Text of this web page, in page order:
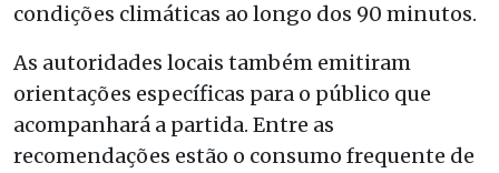
condições climáticas ao longo dos 90 minutos.
As autoridades locais também emitiram
orientações específicas para o público que
acompanhará a partida. Entre as
recomendações estão o consumo frequente de